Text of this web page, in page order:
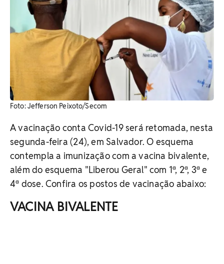
Foto: Jefferson Peixoto/Secom
A vacinação conta Covid-19 será retomada, nesta
segunda-feira (24), em Salvador. O esquema
contempla a imunização com a vacina bivalente,
além do esquema "Liberou Geral" com 1ª, 2ª, 3ª e
4ª dose. Confira os postos de vacinação abaixo:
VACINA BIVALENTE